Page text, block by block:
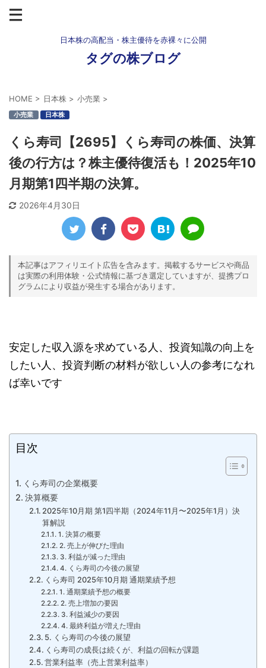
日本株の高配当・株主優待を赤裸々に公開
タグの株ブログ
HOME > 日本株 > 小売業 >
小売業 日本株
くら寿司【2695】くら寿司の株価、決算
後の行方は？株主優待復活も！2025年10
月期第1四半期の決算。
2026年4月30日
本記事はアフィリエイト広告を含みます。掲載するサービスや商品
は実際の利用体験・公式情報に基づき選定していますが、提携プロ
グラムにより収益が発生する場合があります。
安定した収入源を求めている人、投資知識の向上を
したい人、投資判断の材料が欲しい人の参考になれ
ば幸いです
目次
くら寿司の企業概要
決算概要
2025年10月期 第1四半期（2024年11月〜2025年1月）決
算解説
1. 決算の概要
2. 売上が伸びた理由
3. 利益が減った理由
4. くら寿司の今後の展望
くら寿司 2025年10月期 通期業績予想
1. 通期業績予想の概要
2. 売上増加の要因
3. 利益減少の要因
4. 最終利益が増えた理由
5. くら寿司の今後の展望
くら寿司の成長は続くが、利益の回転が課題
営業利益率（売上営業利益率）